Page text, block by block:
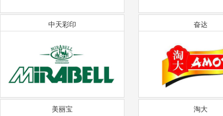
中天彩印 奋达
美丽宝 淘大